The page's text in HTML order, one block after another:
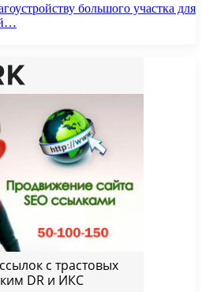
большого участка для